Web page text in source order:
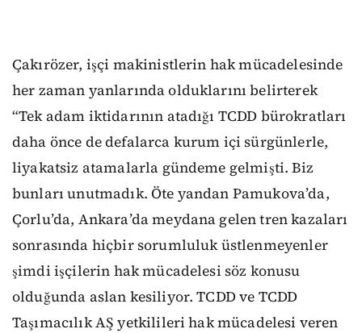
Çakırözer, işçi makinistlerin hak mücadelesinde
her zaman yanlarında olduklarını belirterek
“Tek adam iktidarının atadığı TCDD bürokratları
daha önce de defalarca kurum içi sürgünlerle,
liyakatsiz atamalarla gündeme gelmişti. Biz
bunları unutmadık. Öte yandan Pamukova’da,
Çorlu’da, Ankara’da meydana gelen tren kazaları
sonrasında hiçbir sorumluluk üstlenmeyenler
şimdi işçilerin hak mücadelesi söz konusu
olduğunda aslan kesiliyor. TCDD ve TCDD
Taşımacılık AŞ yetkilileri hak mücadelesi veren